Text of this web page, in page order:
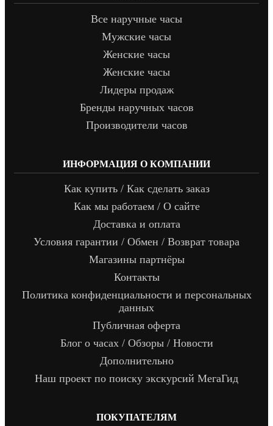
Все наручные часы
Мужские часы
Женские часы
Женские часы
Лидеры продаж
Бренды наручных часов
Производители часов
ИНФОРМАЦИЯ О КОМПАНИИ
Как купить / Как сделать заказ
Как мы работаем / О сайте
Доставка и оплата
Условия гарантии / Обмен / Возврат товара
Магазины партнёры
Контакты
Политика конфиденциальности и персональных
данных
Публичная оферта
Блог о часах / Обзоры / Новости
Дополнительно
Наш проект по поиску экскурсий МегаГид
ПОКУПАТЕЛЯМ